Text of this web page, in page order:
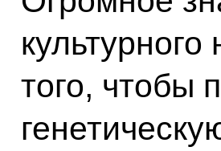
того, чтобы